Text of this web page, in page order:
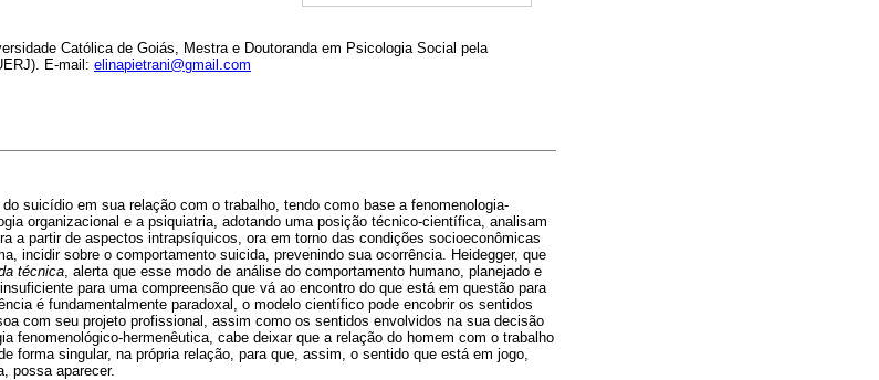
Católica de Goiás, Mestra e Doutoranda em Psicologia Social pela
E-mail: elinapietrani@gmail.com
suicídio em sua relação com o trabalho, tendo como base a fenomenologia-
organizacional e a psiquiatria, adotando uma posição técnico-científica, analisam
a partir de aspectos intrapsíquicos, ora em torno das condições socioeconômicas
incidir sobre o comportamento suicida, prevenindo sua ocorrência. Heidegger, que
técnica , alerta que esse modo de análise do comportamento humano, planejado e
para uma compreensão que vá ao encontro do que está em questão para
é fundamentalmente paradoxal, o modelo científico pode encobrir os sentidos
com seu projeto profissional, assim como os sentidos envolvidos na sua decisão
fenomenológico-hermenêutica, cabe deixar que a relação do homem com o trabalho
forma singular, na própria relação, para que, assim, o sentido que está em jogo,
possa aparecer.